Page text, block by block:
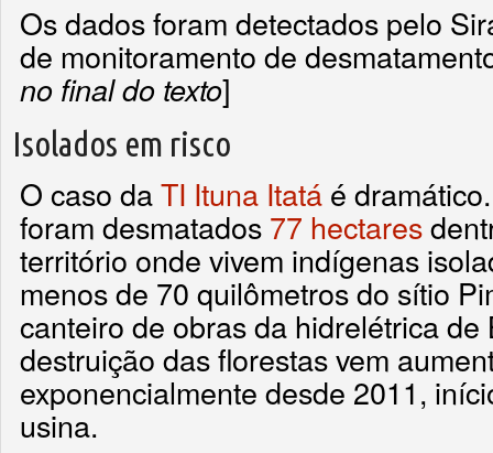
Os dados foram detectados pelo
de monitoramento de
no final do texto]
Isolados em risco
O caso daTI Ituna Itatá é
foram desmatados 77 hectares
território onde vivem indígenas
menos de 70 quilômetros do sítio
canteiro de obras da hidrelétrica de
destruição das florestas vem
exponencialmente desde 2011,
usina.